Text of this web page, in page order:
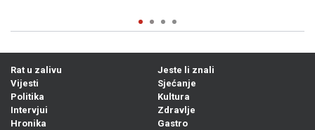
Rat u zalivu
Vijesti
Politika
Intervjui
Hronika
Jeste li znali
Sjećanje
Kultura
Zdravlje
Gastro